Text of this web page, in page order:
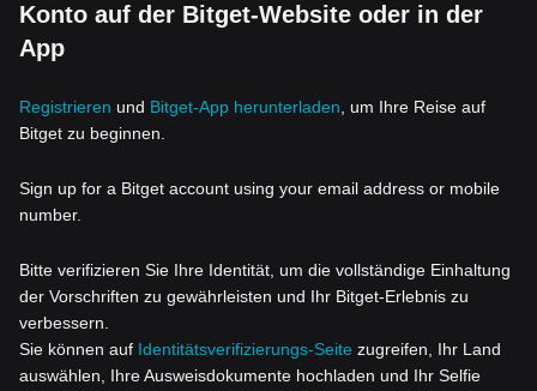
Konto auf der Bitget-Website oder in der
App
Registrieren und Bitget-App herunterladen , um Ihre Reise auf
Bitget zu beginnen.
Sign up for a Bitget account using your email address or mobile
number.
Bitte verifizieren Sie Ihre Identität, um die vollständige Einhaltung
der Vorschriften zu gewährleisten und Ihr Bitget-Erlebnis zu
verbessern.
Sie können auf Identitätsverifizierungs-Seite zugreifen, Ihr Land
auswählen, Ihre Ausweisdokumente hochladen und Ihr Selfie